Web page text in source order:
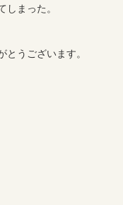
まった。
うございます。